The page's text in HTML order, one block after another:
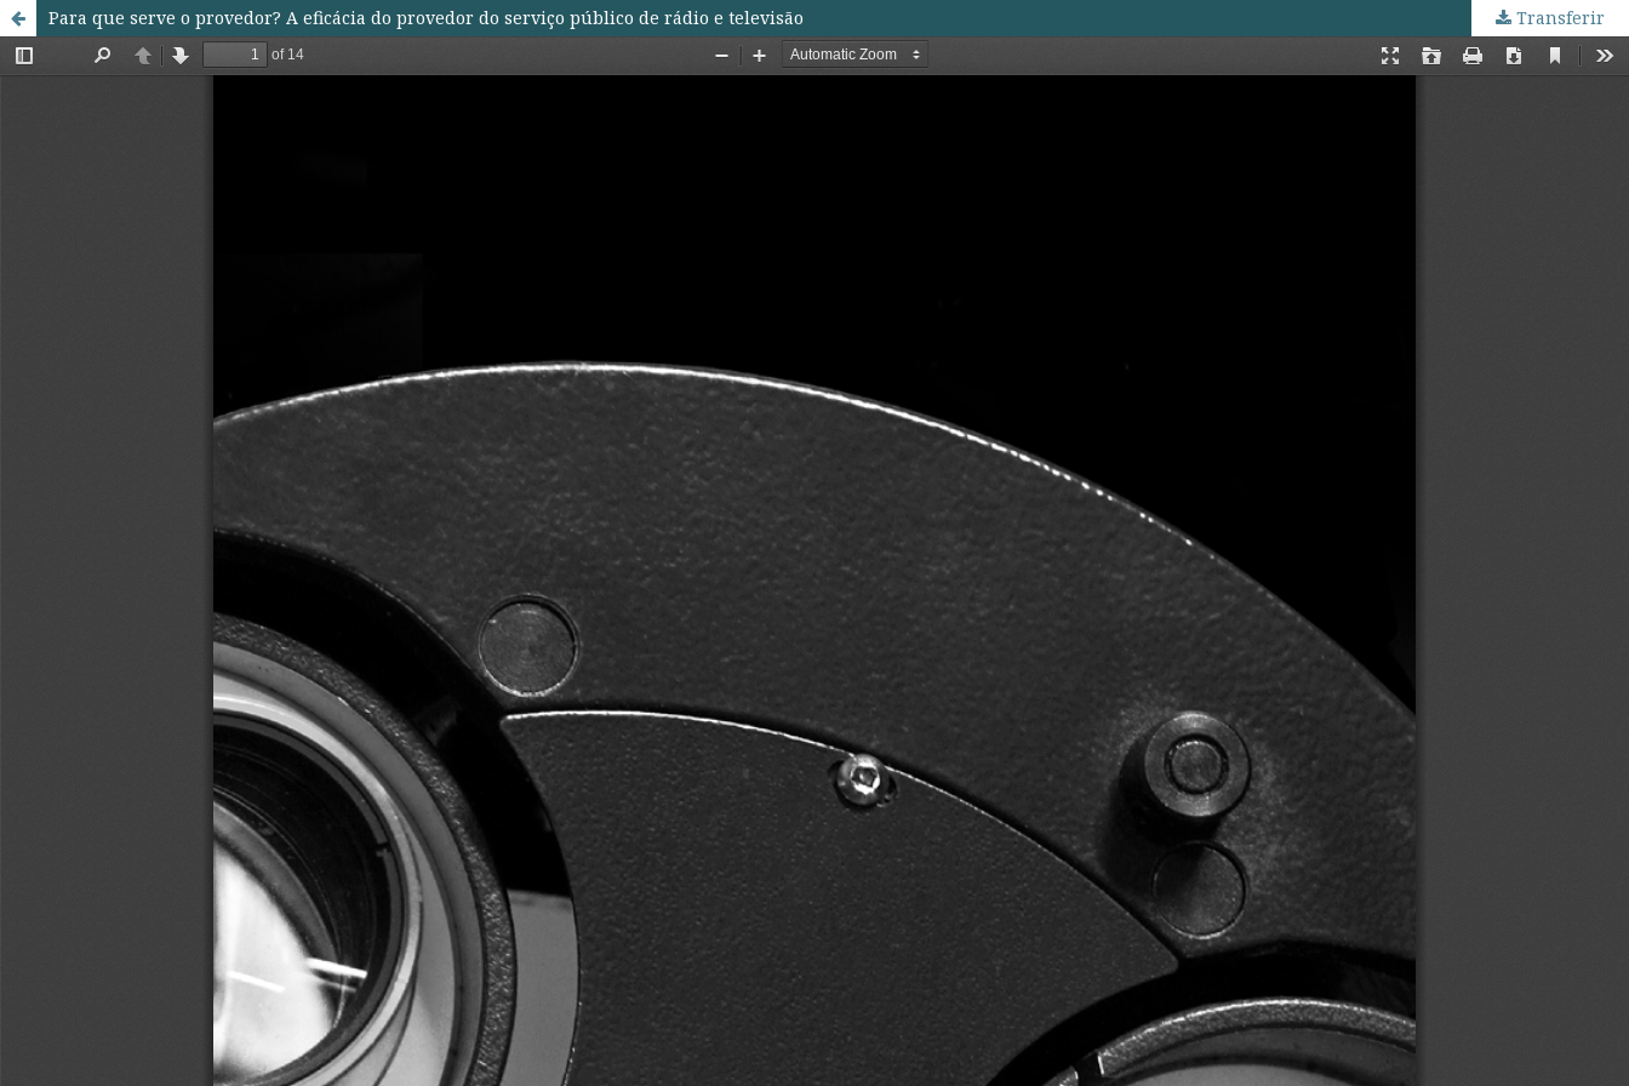
Para que serve o provedor? A eficácia do provedor do serviço público de rádio e televisão Transferir